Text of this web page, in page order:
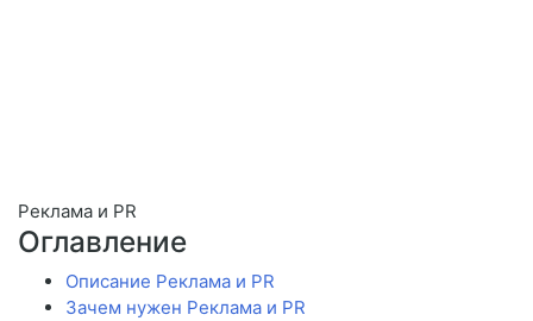
Реклама и PR
Оглавление
Описание Реклама и PR
Зачем нужен Реклама и PR